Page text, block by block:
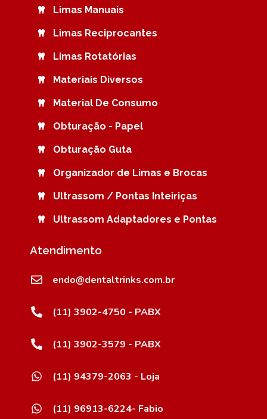
Limas Manuais
Limas Reciprocantes
Limas Rotatórias
Materiais Diversos
Material De Consumo
Obturação - Papel
Obturação Guta
Organizador de Limas e Brocas
Ultrassom / Pontas Inteiriças
Ultrassom Adaptadores e Pontas
Atendimento
endo@dentaltrinks.com.br
(11) 3902-4750 - PABX
(11) 3902-3579 - PABX
(11) 94379-2063 - Loja
(11) 96913-6224- Fabio